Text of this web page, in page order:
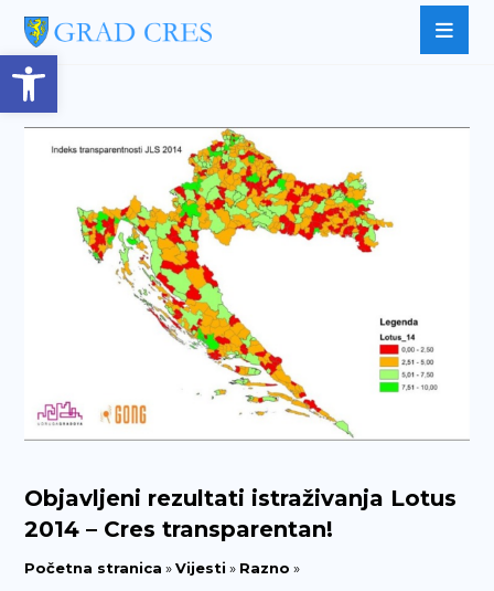
Open toolbar
Objavljeni rezultati istraživanja Lotus
2014 – Cres transparentan!
Početna stranica »Vijesti » Razno »